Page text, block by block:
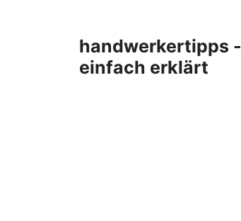
handwerkertipps -
einfach erklärt